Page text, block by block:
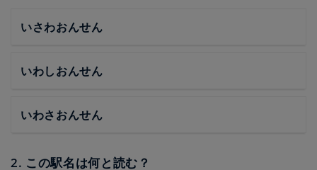
いさわおんせん
いわしおんせん
いわさおんせん
2. この駅名は何と読む？